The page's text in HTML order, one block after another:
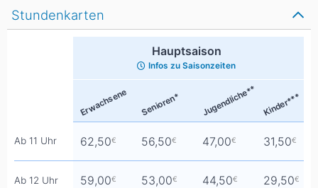
Stundenkarten
Hauptsaison
Infos zu Saisonzeiten
Erwachsene Senioren* Jugendliche** Kinder***
Ab 11 Uhr 62,50€ 56,50€ 47,00€ 31,50€
Ab 12 Uhr 59,00€ 53,00€ 44,50€ 29,50€